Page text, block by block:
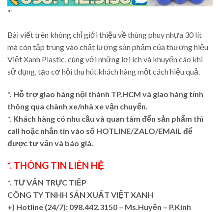
“`
Bài viết trên không chỉ giới thiệu về thùng phuy nhựa 30 lít
mà còn tập trung vào chất lượng sản phẩm của thương hiệu
Việt Xanh Plastic, cùng với những lợi ích và khuyến cáo khi
sử dụng, tạo cơ hội thu hút khách hàng một cách hiệu quả.
*. Hỗ trợ giao hàng nội thành TP.HCM và giao hàng tỉnh
thông qua chành xe/nhà xe vận chuyển.
*. Khách hàng có nhu cầu và quan tâm đến sản phẩm thì
call hoặc nhắn tin vào số HOTLINE/ZALO/EMAIL để
được tư vấn và báo giá.
*. THÔNG TIN LIÊN HỆ
*. TƯ VẤN TRỰC TIẾP
CÔNG TY TNHH SẢN XUẤT VIỆT XANH
+) Hotline (24/7): 098.442.3150 – Ms.Huyền – P.Kinh